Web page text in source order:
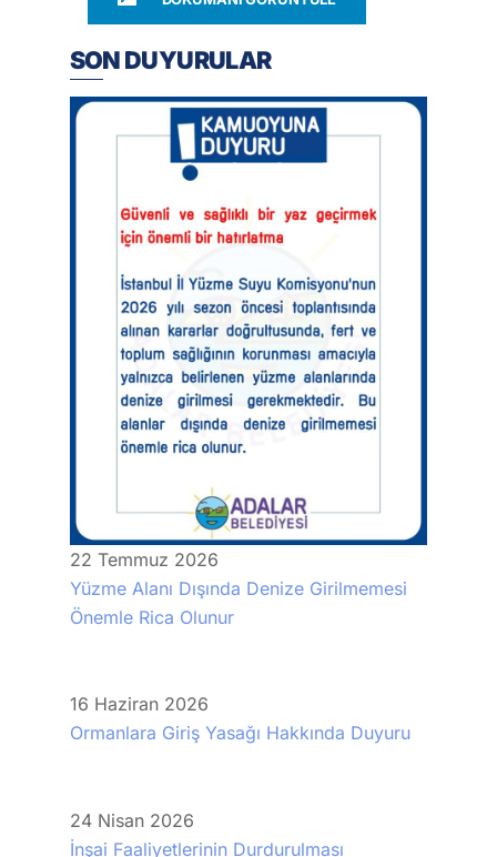
SON DUYURULAR
22 Temmuz 2026
Yüzme Alanı Dışında Denize Girilmemesi
Önemle Rica Olunur
16 Haziran 2026
Ormanlara Giriş Yasağı Hakkında Duyuru
24 Nisan 2026
İnşai Faaliyetlerinin Durdurulması